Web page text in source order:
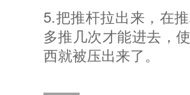
5.把推杆拉出来，在
多推几次才能进去，
西就被压出来了。